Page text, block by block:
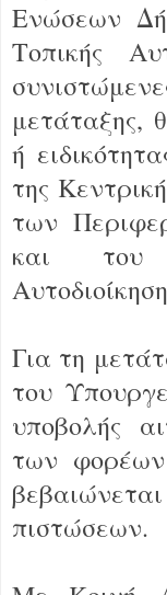
Ενώσεων
Τοπικής
μετάταξης,
ή
της
των
και του
Για τη
του
υποβολής
των
πιστώσεων.